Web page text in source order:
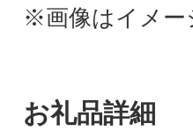
※画像はイメー
お礼品詳細